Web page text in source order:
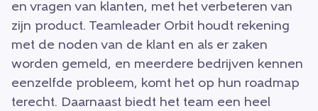
en vragen van klanten, met het verbeteren van
zijn product. Teamleader Orbit houdt rekening
met de noden van de klant en als er zaken
worden gemeld, en meerdere bedrijven kennen
eenzelfde probleem, komt het op hun roadmap
terecht. Daarnaast biedt het team een heel